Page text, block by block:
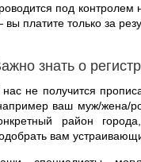
под
платите только за
знать о
не получится
ваш муж/жена/
район
вам